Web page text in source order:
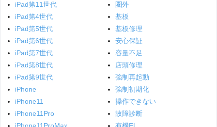
iPad第11世代
iPad第4世代
iPad第5世代
iPad第6世代
iPad第7世代
iPad第8世代
iPad第9世代
iPhone
iPhone11
iPhone11Pro
圏外
基板
基板修理
安心保証
容量不足
店頭修理
強制再起動
強制初期化
操作できない
故障診断